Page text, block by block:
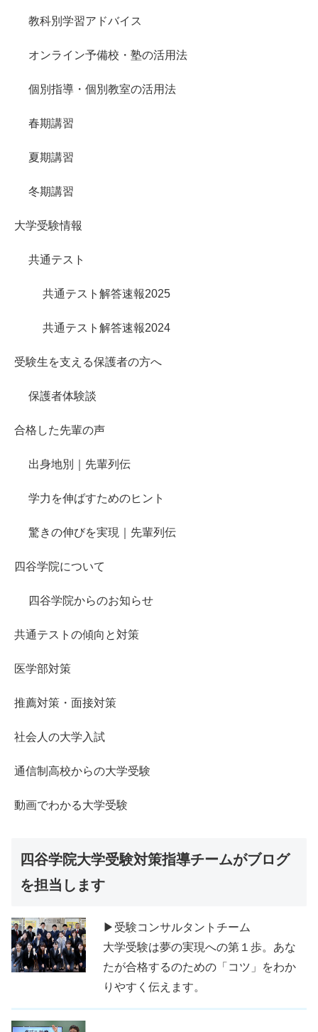
教科別学習アドバイス
オンライン予備校・塾の活用法
個別指導・個別教室の活用法
春期講習
夏期講習
冬期講習
大学受験情報
共通テスト
共通テスト解答速報2025
共通テスト解答速報2024
受験生を支える保護者の方へ
保護者体験談
合格した先輩の声
出身地別｜先輩列伝
学力を伸ばすためのヒント
驚きの伸びを実現｜先輩列伝
四谷学院について
四谷学院からのお知らせ
共通テストの傾向と対策
医学部対策
推薦対策・面接対策
社会人の大学入試
通信制高校からの大学受験
動画でわかる大学受験
四谷学院大学受験対策指導チームがブログ
を担当します
▶受験コンサルタントチーム
大学受験は夢の実現への第１歩。あな
たが合格するのための「コツ」をわか
りやすく伝えます。